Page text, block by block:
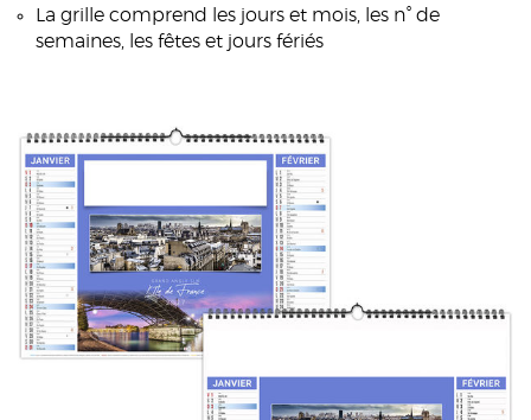
La grille comprend les jours et mois, les n° de
semaines, les fêtes et jours fériés